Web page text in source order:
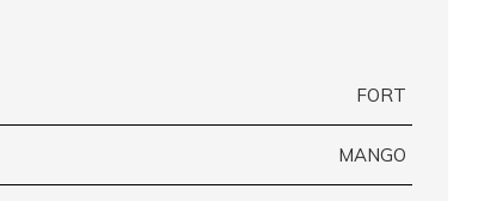
FORT
MANGO